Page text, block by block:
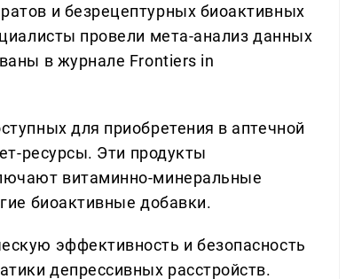
и безрецептурных биоактивных
провели мета-анализ данных
в журнале Frontiers in
для приобретения в аптечной
ресурсы. Эти продукты
витаминно-минеральные
биоактивные добавки.
эффективность и безопасность
депрессивных расстройств.